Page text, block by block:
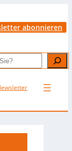
abonnieren